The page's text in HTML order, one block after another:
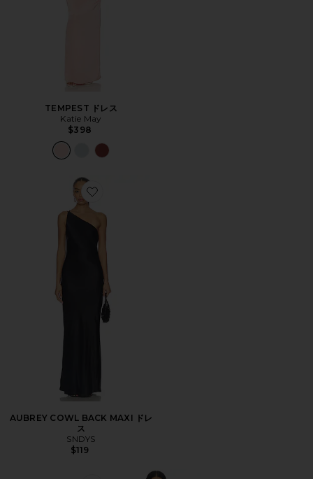
TEMPEST ドレス
Katie May
$398
Favorite AUBREY COWL BACK MAXI ドレス
AUBREY COWL BACK MAXI ドレ
ス
SNDYS
$119